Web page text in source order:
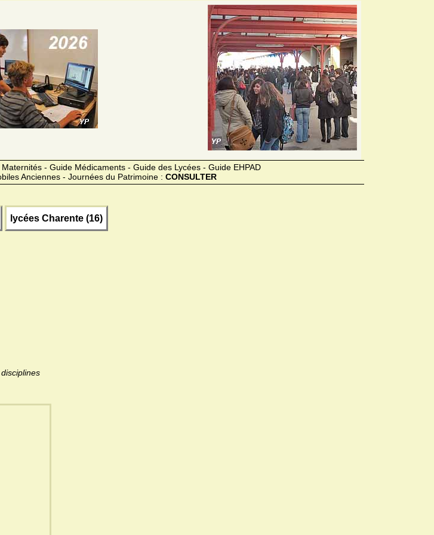
- Guide Médicaments - Guide des Lycées - Guide EHPAD
Anciennes - Journées du Patrimoine : CONSULTER
lycées Charente (16)